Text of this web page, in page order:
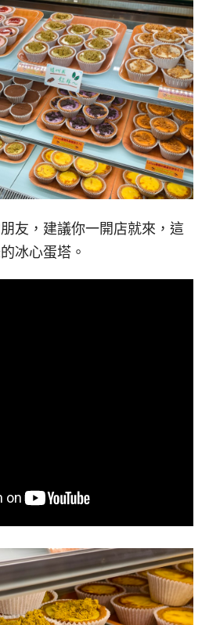
友，建議你一開店就來，這
冰心蛋塔。